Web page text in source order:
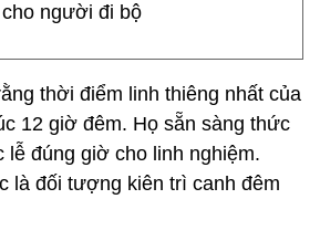
cho người đi bộ
thời điểm linh thiêng nhất của
12 giờ đêm. Họ sẵn sàng thức
lễ đúng giờ cho linh nghiệm.
là đối tượng kiên trì canh đêm